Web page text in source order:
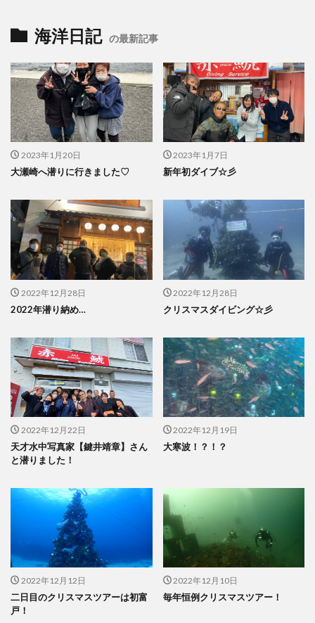
海洋日記 の最新記事
2023年1月20日
大瀬崎へ潜りに行きました♡
2023年1月7日
新年初ダイブ☆彡
2022年12月28日
2022年潜り納め…
2022年12月28日
クリスマスダイビング☆彡
2022年12月22日
天才水中写真家【鍵井靖章】さん
と潜りました！
2022年12月19日
大寒波！？！？
2022年12月12日
二日目のクリスマスツアーは初富
戸！
2022年12月10日
毎年恒例クリスマスツアー！